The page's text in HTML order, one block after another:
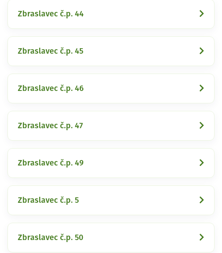
Zbraslavec č.p. 44
Zbraslavec č.p. 45
Zbraslavec č.p. 46
Zbraslavec č.p. 47
Zbraslavec č.p. 49
Zbraslavec č.p. 5
Zbraslavec č.p. 50